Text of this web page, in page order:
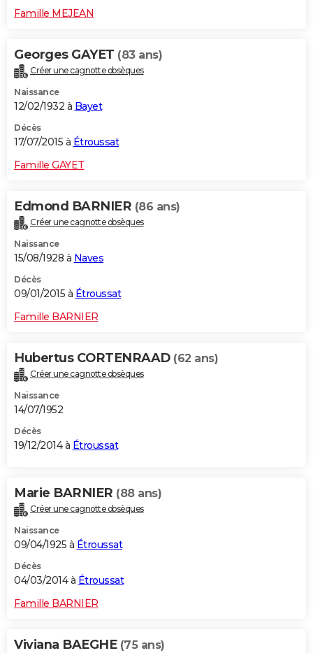
Famille MEJEAN
Georges GAYET (83 ans)
Créer une cagnotte obsèques
Naissance
12/02/1932 à Bayet
Décès
17/07/2015 à Étroussat
Famille GAYET
Edmond BARNIER (86 ans)
Créer une cagnotte obsèques
Naissance
15/08/1928 à Naves
Décès
09/01/2015 à Étroussat
Famille BARNIER
Hubertus CORTENRAAD (62 ans)
Créer une cagnotte obsèques
Naissance
14/07/1952
Décès
19/12/2014 à Étroussat
Marie BARNIER (88 ans)
Créer une cagnotte obsèques
Naissance
09/04/1925 à Étroussat
Décès
04/03/2014 à Étroussat
Famille BARNIER
Viviana BAEGHE (75 ans)